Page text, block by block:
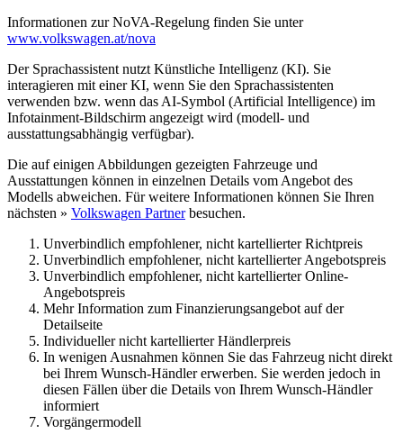
Informationen zur NoVA-Regelung finden Sie unter
www.volkswagen.at/nova
Der Sprachassistent nutzt Künstliche Intelligenz (KI). Sie
interagieren mit einer KI, wenn Sie den Sprachassistenten
verwenden bzw. wenn das AI-Symbol (Artificial Intelligence) im
Infotainment-Bildschirm angezeigt wird (modell- und
ausstattungsabhängig verfügbar).
Die auf einigen Abbildungen gezeigten Fahrzeuge und
Ausstattungen können in einzelnen Details vom Angebot des
Modells abweichen. Für weitere Informationen können Sie Ihren
nächsten » Volkswagen Partnerbesuchen.
Unverbindlich empfohlener, nicht kartellierter Richtpreis
Unverbindlich empfohlener, nicht kartellierter Angebotspreis
Unverbindlich empfohlener, nicht kartellierter Online-
Angebotspreis
Mehr Information zum Finanzierungsangebot auf der
Detailseite
Individueller nicht kartellierter Händlerpreis
In wenigen Ausnahmen können Sie das Fahrzeug nicht direkt
bei Ihrem Wunsch-Händler erwerben. Sie werden jedoch in
diesen Fällen über die Details von Ihrem Wunsch-Händler
informiert
Vorgängermodell